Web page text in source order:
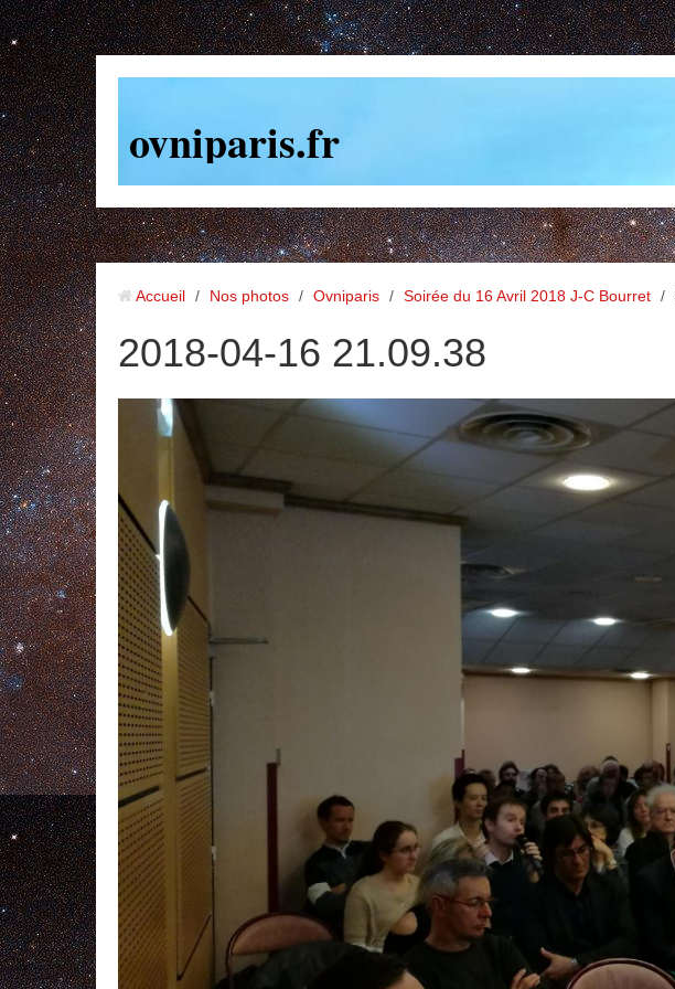
ovniparis.fr
Accueil / Nos photos / Ovniparis / Soirée du 16 Avril 2018 J-C Bourret /
2018-04-16 21.09.38